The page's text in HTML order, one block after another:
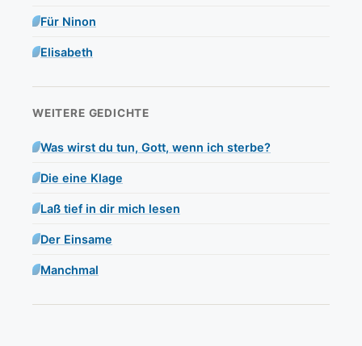
Für Ninon
Elisabeth
WEITERE GEDICHTE
Was wirst du tun, Gott, wenn ich sterbe?
Die eine Klage
Laß tief in dir mich lesen
Der Einsame
Manchmal